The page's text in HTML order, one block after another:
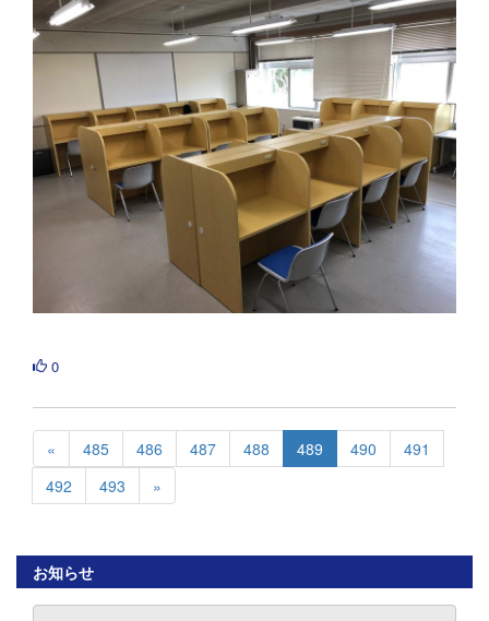
0
« 485 486 487 488 489 490
491
492
493 »
お知らせ